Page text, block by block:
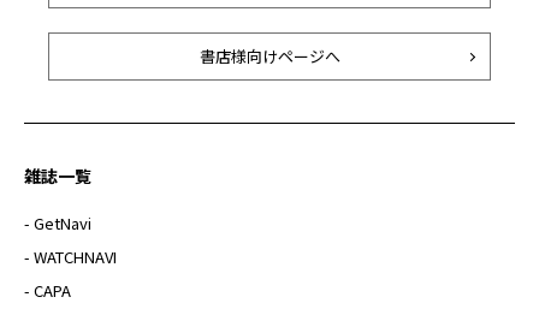
書店様向けページへ
雑誌一覧
- GetNavi
- WATCHNAVI
- CAPA